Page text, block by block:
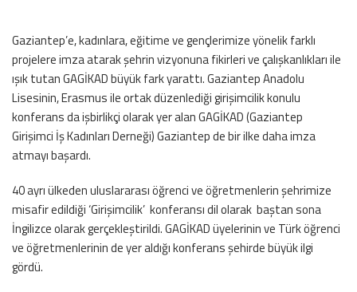
Gaziantep’e, kadınlara, eğitime ve gençlerimize yönelik farklı
projelere imza atarak şehrin vizyonuna fikirleri ve çalışkanlıkları ile
ışık tutan GAGİKAD büyük fark yarattı. Gaziantep Anadolu
Lisesinin, Erasmus ile ortak düzenlediği girişimcilik konulu
konferans da işbirlikçi olarak yer alan GAGİKAD (Gaziantep
Girişimci İş Kadınları Derneği) Gaziantep de bir ilke daha imza
atmayı başardı.
40 ayrı ülkeden uluslararası öğrenci ve öğretmenlerin şehrimize
misafir edildiği ‘Girişimcilik’ konferansı dil olarak baştan sona
İngilizce olarak gerçekleştirildi. GAGİKAD üyelerinin ve Türk öğrenci
ve öğretmenlerinin de yer aldığı konferans şehirde büyük ilgi
gördü.